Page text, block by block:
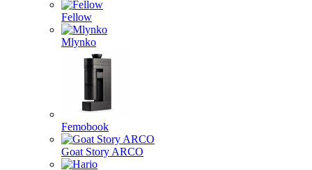
Fellow
Mlynko
Femobook
Goat Story ARCO